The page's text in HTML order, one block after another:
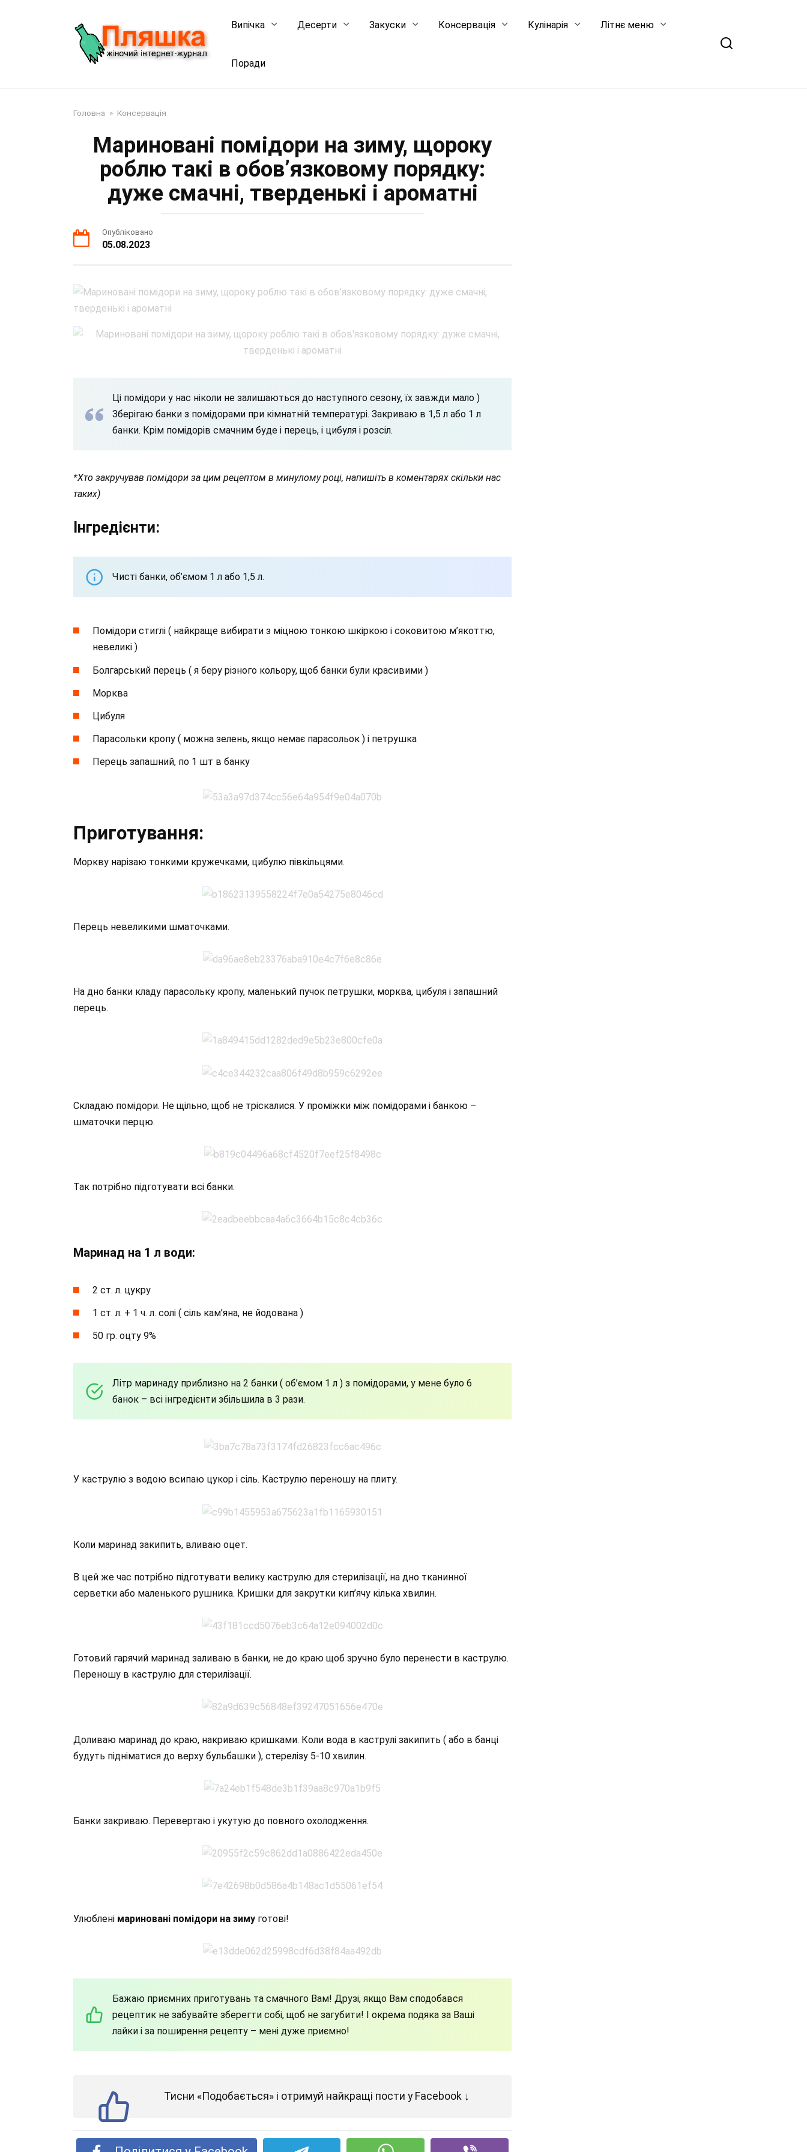
Випічка Десерти Закуски Консервація Кулінарія Літнє меню
Поради
Головна » Консервація
Мариновані помідори на зиму, щороку
роблю такі в обов’язковому порядку:
дуже смачні, тверденькі і ароматні
Опубліковано
05.08.2023
Ці помідори у нас ніколи не залишаються до наступного сезону, їх завжди мало )
Зберігаю банки з помідорами при кімнатній температурі. Закриваю в 1,5 л або 1 л
банки. Крім помідорів смачним буде і перець, і цибуля і розсіл.
*Хто закручував помідори за цим рецептом в минулому році, напишіть в коментарях скільки нас
таких)
Інгредієнти:
Чисті банки, об’ємом 1 л або 1,5 л.
Помідори стиглі ( найкраще вибирати з міцною тонкою шкіркою і соковитою м’якоттю,
невеликі )
Болгарський перець ( я беру різного кольору, щоб банки були красивими )
Морква
Цибуля
Парасольки кропу ( можна зелень, якщо немає парасольок ) і петрушка
Перець запашний, по 1 шт в банку
Приготування:
Моркву нарізаю тонкими кружечками, цибулю півкільцями.
Перець невеликими шматочками.
На дно банки кладу парасольку кропу, маленький пучок петрушки, морква, цибуля і запашний
перець.
Складаю помідори. Не щільно, щоб не тріскалися. У проміжки між помідорами і банкою –
шматочки перцю.
Так потрібно підготувати всі банки.
Маринад на 1 л води:
2 ст. л. цукру
1 ст. л. + 1 ч. л. солі ( сіль кам’яна, не йодована )
50 гр. оцту 9%
Літр маринаду приблизно на 2 банки ( об’ємом 1 л ) з помідорами, у мене було 6
банок – всі інгредієнти збільшила в 3 рази.
У каструлю з водою всипаю цукор і сіль. Каструлю переношу на плиту.
Коли маринад закипить, вливаю оцет.
В цей же час потрібно підготувати велику каструлю для стерилізації, на дно тканинної
серветки або маленького рушника. Кришки для закрутки кип’ячу кілька хвилин.
Готовий гарячий маринад заливаю в банки, не до краю щоб зручно було перенести в каструлю.
Переношу в каструлю для стерилізації.
Доливаю маринад до краю, накриваю кришками. Коли вода в каструлі закипить ( або в банці
будуть підніматися до верху бульбашки ), стерелізу 5-10 хвилин.
Банки закриваю. Перевертаю і укутую до повного охолодження.
Улюблені мариновані помідори на зиму готові!
Бажаю приємних приготувань та смачного Вам! Друзі, якщо Вам сподобався
рецептик не забувайте зберегти собі, щоб не загубити! І окрема подяка за Ваші
лайки і за поширення рецепту – мені дуже приємно!
Тисни «Подобається» і отримуй найкращі пости у Facebook ↓